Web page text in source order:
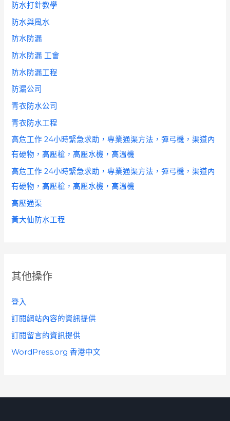
防水打針教學
防水與風水
防水防漏
防水防漏 工會
防水防漏工程
防漏公司
青衣防水公司
青衣防水工程
高危工作 24小時緊急求助，專業通渠方法，彈弓機，渠道內
有硬物，高壓槍，高壓水機，高溫機
高危工作 24小時緊急求助，專業通渠方法，彈弓機，渠道內
有硬物，高壓槍，高壓水機，高溫機
高壓通渠
黃大仙防水工程
其他操作
登入
訂閱網站內容的資訊提供
訂閱留言的資訊提供
WordPress.org 香港中文